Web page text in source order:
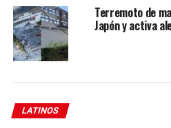
sectores críticos que acusan al
más ricos y desmantelar
VER SIGUIENTE
Terremoto de
Japón y activa
LATINOS